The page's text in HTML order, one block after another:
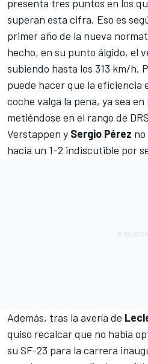
presenta tres puntos en los
superan esta cifra. Eso es
primer año de la nueva
hecho, en su punto álgido, el
subiendo hasta los 313 km/h.
puede hacer que la eficiencia
coche valga la pena, ya sea
metiéndose en el rango de
Verstappen y Sergio Pérez
hacia un 1-2 indiscutible por
Además, tras la avería de
quiso recalcar que no había
su SF-23 para la carrera